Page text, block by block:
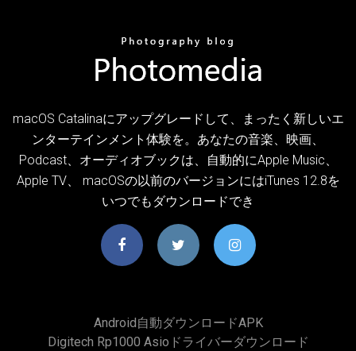
macOS Catalinaにアップグレードして、まったく新しいエ
ンターテインメント体験を。あなたの音楽、映画、
Podcast、オーディオブックは、自動的にApple Music、
Apple TV、 macOSの以前のバージョンにはiTunes 12.8を
いつでもダウンロードでき
Android自動ダウンロードAPK
Digitech Rp1000 Asioドライバーダウンロード